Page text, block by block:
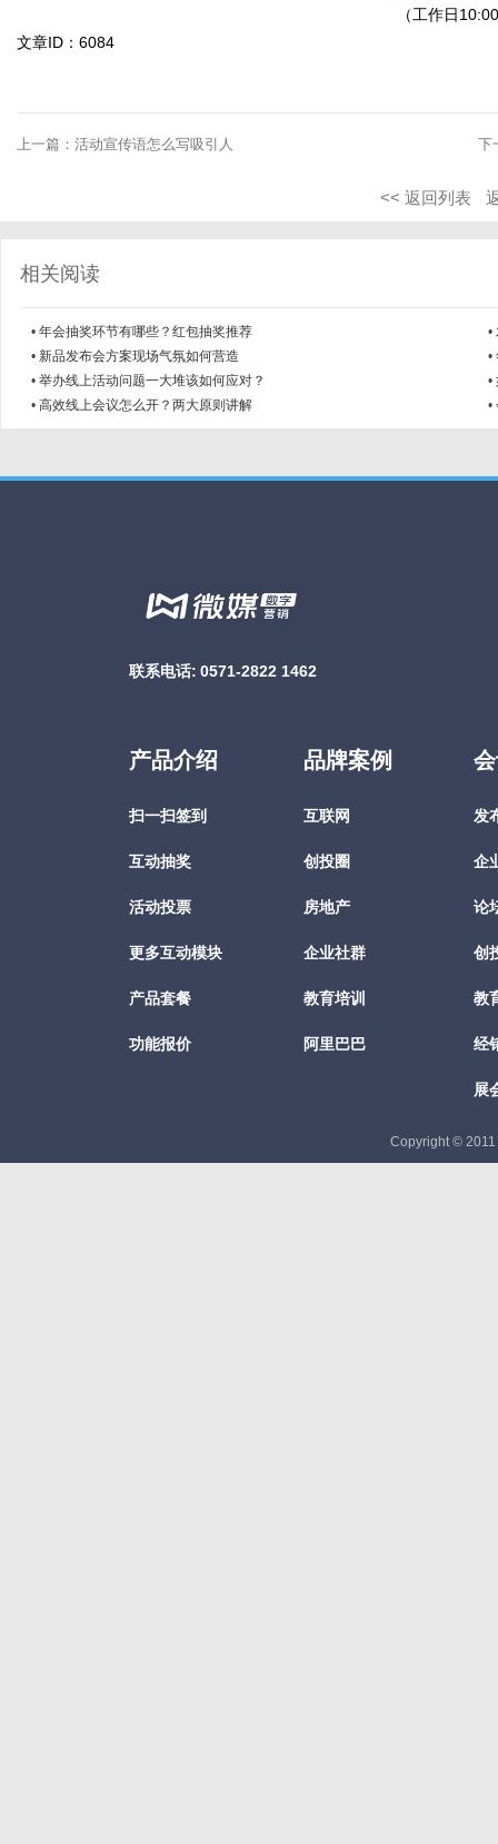
（工作日
文章ID：6084
上一篇： 活动宣传语怎么写吸引人 下
<< 返回列表
相关阅读
• 年会抽奖环节有哪些？红包抽奖推荐 •
• 新品发布会方案现场气氛如何营造 •
• 举办线上活动问题一大堆该如何应对？ •
• 高效线上会议怎么开？两大原则讲解 •
联系电话: 0571-2822 1462
产品介绍
扫一扫签到
互动抽奖
活动投票
更多互动模块
产品套餐
功能报价
品牌案例
互联网
创投圈
房地产
企业社群
教育培训
阿里巴巴
发
企
论
创
教
经
展
Copyright © 2011